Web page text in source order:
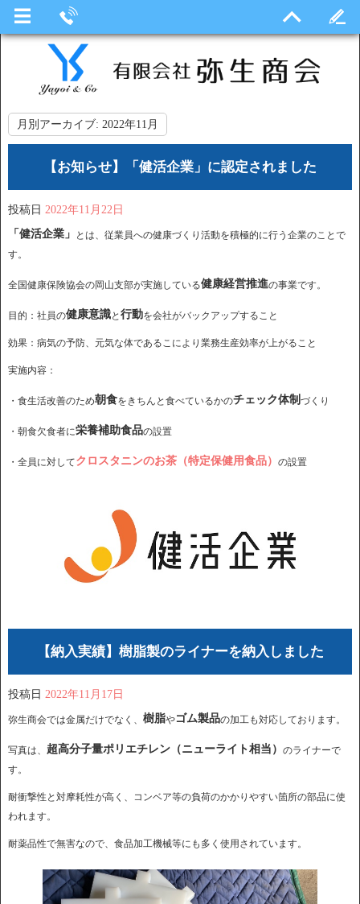
月別アーカイブ: 2022年11月
【お知らせ】「健活企業」に認定されました
投稿日 2022年11月22日
「健活企業」
とは、従業員への健康づくり活動を積極的に行う企業のことで
す。
全国健康保険協会の岡山支部が実施している健康経営推進の事業です。
目的：社員の健康意識と 行動を会社がバックアップすること
効果：病気の予防、元気な体であるこにより業務生産効率が上がること
実施内容：
・食生活改善のため朝食をきちんと食べているかのチェック体制 づくり
・朝食欠食者に栄養補助食品の設置
・全員に対してクロスタニンのお茶（特定保健用食品） の設置
【納入実績】樹脂製のライナーを納入しました
投稿日 2022年11月17日
弥生商会では金属だけでなく、 樹脂やゴム製品の加工も対応しております。
写真は、 超高分子量ポリエチレン（ニューライト相当） のライナーで
す。
耐衝撃性と対摩耗性が高く、コンベア等の負荷のかかりやすい箇所の部品に使
われます。
耐薬品性で無害なので、食品加工機械等にも多く使用されています。